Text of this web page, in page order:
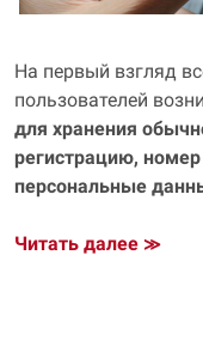
На первый взгляд
пользователей
для хранения
регистрацию,
персональные
Читать далее ≫